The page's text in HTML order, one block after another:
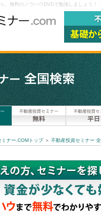
、無料のノウハウDVDで勉強しましょう！
ナー.COMトップ＞ 不動産投資セミナー